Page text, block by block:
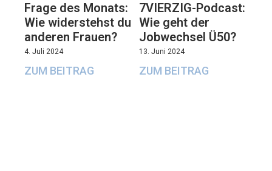
Frage des Monats:
Wie widerstehst du
anderen Frauen?
4. Juli 2024
ZUM BEITRAG
7VIERZIG-Podcast:
Wie geht der
Jobwechsel Ü50?
13. Juni 2024
ZUM BEITRAG